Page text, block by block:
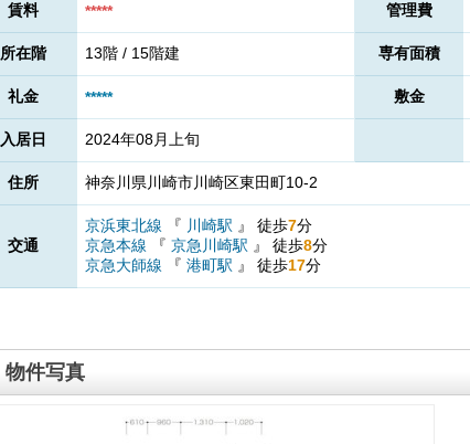
賃料 ***** 管理費
所在階 13階 / 15階建 専有面積
礼金 ***** 敷金
入居日 2024年08月上旬
住所 神奈川県川崎市川崎区東田町10-2
交通
京浜東北線 『 川崎駅 』 徒歩7分
京急本線
『 京急川崎駅 』 徒歩8分
京急大師線
『 港町駅 』 徒歩17分
物件写真